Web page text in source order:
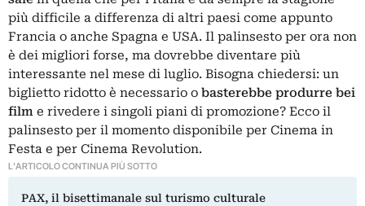
più difficile a differenza di altri paesi come appunto
Francia o anche Spagna e USA. Il palinsesto per ora non
è dei migliori forse, ma dovrebbe diventare più
interessante nel mese di luglio. Bisogna chiedersi: un
biglietto ridotto è necessario o basterebbe produrre bei
film e rivedere i singoli piani di promozione? Ecco il
palinsesto per il momento disponibile per Cinema in
Festa e per Cinema Revolution.
L'ARTICOLO CONTINUA PIÙ SOTTO
PAX, il bisettimanale sul turismo culturale